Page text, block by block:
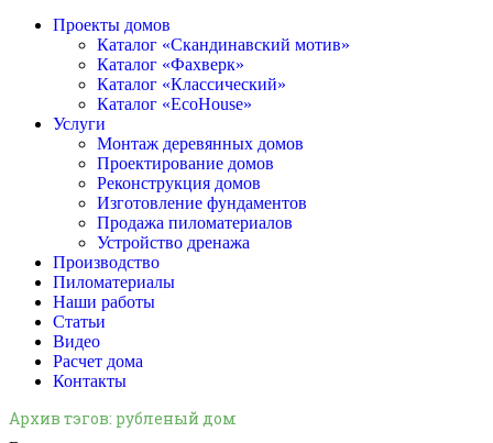
Проекты домов
Каталог «Скандинавский мотив»
Каталог «Фахверк»
Каталог «Классический»
Каталог «EcoHouse»
Услуги
Монтаж деревянных домов
Проектирование домов
Реконструкция домов
Изготовление фундаментов
Продажа пиломатериалов
Устройство дренажа
Производство
Пиломатериалы
Наши работы
Статьи
Видео
Расчет дома
Контакты
Архив тэгов: рубленый дом